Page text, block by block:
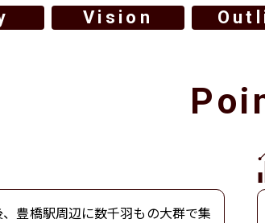
Vision
豊橋駅周辺に数千羽もの大群で集